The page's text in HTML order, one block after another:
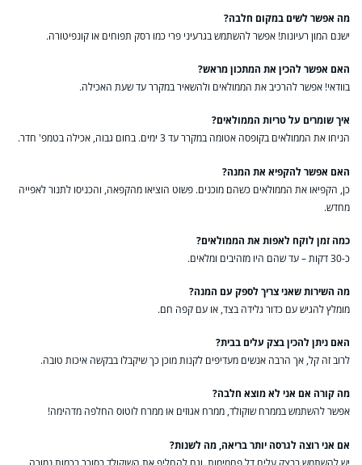
מה אפשר לשים במקום חלבה?
ישנם המון רעיונות! אפשר להשתמש בגרעיני פרי כמו רסק תפוחים או קונפיטורה.
האם אפשר להכין את המתכון מראש?
בוודאי! אפשר להרכיב את הממולאים ולהשאיר במקרר עד שעת האכילה.
איך שומרים על טריות הממולאים?
הניחו את הממולאים בקופסה אטומה במקרר עד 3 ימים. בחום גבוה, אכילה בטמפ' חדר.
האם אפשר להקפיא את המנה?
כן, הקפיאו את הממולאים כשהם מוכנים. פשוט הוציאו מהקפאה, והכניסו לתנור לאפייה
מחדש.
כמה זמן לוקח לאפות את הממולאים?
כ-30 דקות – עד שהם היו מזהיבים ומלאים.
מה השירות שאני צריך לספק עם המנה?
מומלץ להגיש עם כדור גלידה בצד, או עם קפה חם.
האם ניתן להכין בצק עלים בבית?
לרוב זה קל, אך הרבה אנשים מעדיפים לקנות מוכן כך שיקבלו בבקשה איכות טובה.
מה קורה אם אני לא מוצא חלבה?
אפשר להשתמש בממרח שוקולד, ממרח אגוזים או ממרח לוטוס החלפה מדהימה!
אם אני רוצה לגרסה יותר בריאה, מה לשנות?